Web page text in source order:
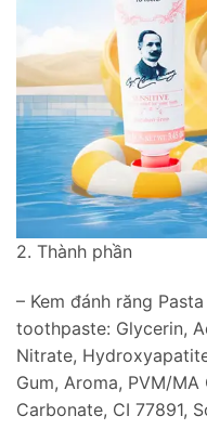
2. Thành phần
– Kem đánh răng
toothpaste: Glycerin,
Nitrate,
Gum, Aroma, PVM/
Carbonate, CI 77891,